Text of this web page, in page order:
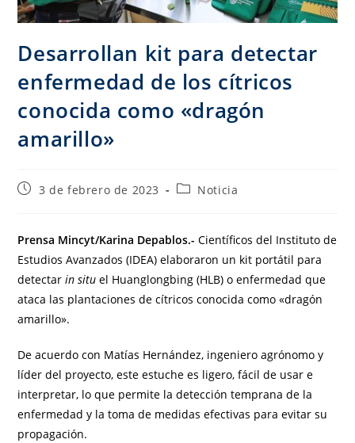
Desarrollan kit para detectar
enfermedad de los cítricos
conocida como «dragón
amarillo»
3 de febrero de 2023 Noticia
Prensa Mincyt/Karina Depablos.- Científicos del Instituto de
Estudios Avanzados (IDEA) elaboraron un kit portátil para
detectarin situel Huanglongbing (HLB) o enfermedad que
ataca las plantaciones de cítricos conocida como «dragón
amarillo».
De acuerdo con Matías Hernández, ingeniero agrónomo y
líder del proyecto, este estuche es ligero, fácil de usar e
interpretar, lo que permite la detección temprana de la
enfermedad y la toma de medidas efectivas para evitar su
propagación.